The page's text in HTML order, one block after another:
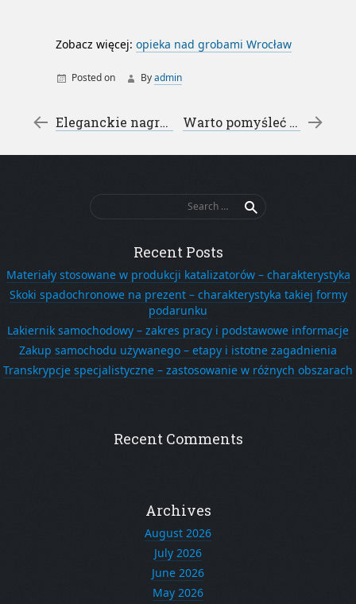
Zobacz więcej: opieka nad grobami Wrocław
Posted on Byadmin
Post navigation
←
Eleganckie nagrobki – kamieniarstwo Wołomin Warto pomyśleć o Norwegii – podatek VAT w Norwegii
Search
for:
Recent Posts
Materiały stosowane w produkcji katalizatorów – charakterystyka
Skoki spadochronowe na prezent – charakterystyka takiej formy
podarunku
Lakiernik samochodowy – zakres pracy i podstawowe informacje
Zakup samochodu używanego – etapy i istotne zagadnienia
Transkrypcje specjalistyczne – zastosowanie w różnych obszarach
Recent Comments
Archives
August 2026
July 2026
June 2026
May 2026